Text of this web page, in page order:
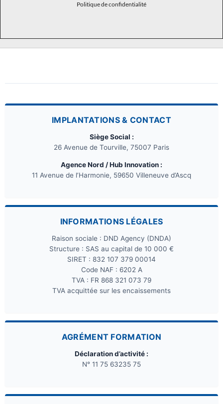
Politique de confidentialité
IMPLANTATIONS & CONTACT
Siège Social :
26 Avenue de Tourville, 75007 Paris
Agence Nord / Hub Innovation :
11 Avenue de l’Harmonie, 59650 Villeneuve d’Ascq
INFORMATIONS LÉGALES
Raison sociale : DND Agency (DNDA)
Structure : SAS au capital de 10 000 €
SIRET : 832 107 379 00014
Code NAF : 6202 A
TVA : FR 868 321 073 79
TVA acquittée sur les encaissements
AGRÉMENT FORMATION
Déclaration d’activité :
N° 11 75 63235 75